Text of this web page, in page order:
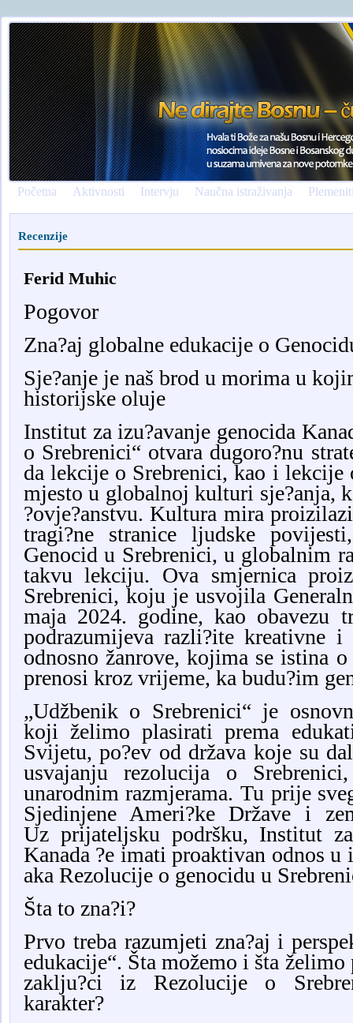
Početna Aktivnosti Intervju Naučna istraživanja
Recenzije
Ferid Muhic
Pogovor
Zna?aj globalne edukacije o
Sje?anje je naš brod u morima u
historijske oluje
Institut za izu?avanje genocida
o Srebrenici“ otvara dugoro?nu
da lekcije o Srebrenici, kao i lekcije
mjesto u globalnoj kulturi sje?anja,
?ovje?anstvu. Kultura mira
tragi?ne stranice ljudske
Genocid u Srebrenici, u globalnim
takvu lekciju. Ova smjernica
Srebrenici, koju je usvojila
maja 2024. godine, kao obavezu
podrazumijeva razli?ite kreativne i
odnosno žanrove, kojima se istina
prenosi kroz vrijeme, ka budu?im
„Udžbenik o Srebrenici“ je
koji želimo plasirati prema
Svijetu, po?ev od država koje su
usvajanju rezolucija o
unarodnim razmjerama. Tu prije
Sjedinjene Ameri?ke Države i
Uz prijateljsku podršku, Institut
Kanada ?e imati proaktivan odnos
aka Rezolucije o genocidu u
Šta to zna?i?
Prvo treba razumjeti zna?aj i
edukacije“. Šta možemo i šta
zaklju?ci iz Rezolucije o
karakter?